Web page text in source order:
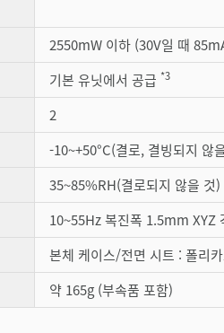
2550mW 이하 (30V일 때
기본 유닛에서 공급 *3
2
-10~+50°C(결로, 결빙되지 않
35~85%RH(결로되지 않을 것)
10~55Hz 복진폭 1.5mm XYZ
본체 케이스/전면 시트 : 폴리
약 165g (부속품 포함)